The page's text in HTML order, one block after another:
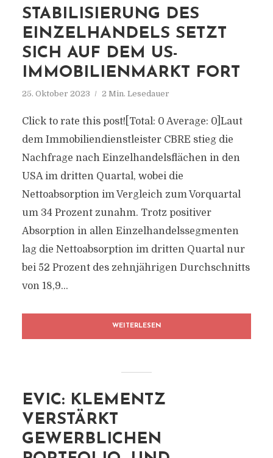
STABILISIERUNG DES
EINZELHANDELS SETZT
SICH AUF DEM US-
IMMOBILIENMARKT FORT
25. Oktober 2023 2 Min. Lesedauer
Click to rate this post![Total: 0 Average: 0]Laut
dem Immobiliendienstleister CBRE stieg die
Nachfrage nach Einzelhandelsflächen in den
USA im dritten Quartal, wobei die
Nettoabsorption im Vergleich zum Vorquartal
um 34 Prozent zunahm. Trotz positiver
Absorption in allen Einzelhandelssegmenten
lag die Nettoabsorption im dritten Quartal nur
bei 52 Prozent des zehnjährigen Durchschnitts
von 18,9...
WEITERLESEN
EVIC: KLEMENTZ
VERSTÄRKT
GEWERBLICHEN